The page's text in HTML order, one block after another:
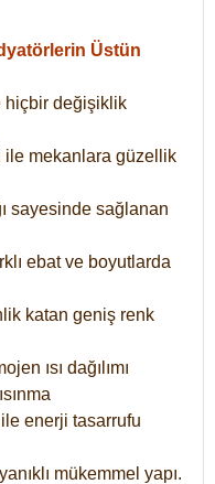
Üstün
hiçbir değişiklik
ile mekanlara güzellik
sayesinde sağlanan
ebat ve boyutlarda
katan geniş renk
ısı dağılımı
enerji tasarrufu
mükemmel yapı.